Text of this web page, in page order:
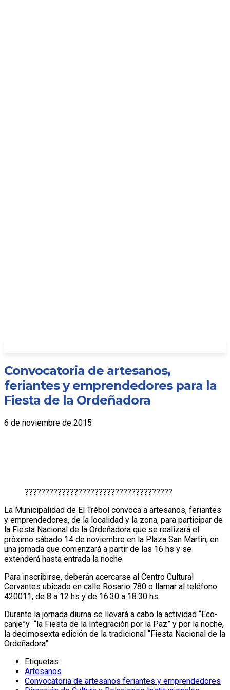
Convocatoria de artesanos,
feriantes y emprendedores para la
Fiesta de la Ordeñadora
6 de noviembre de 2015
????????????????????????????????????
La Municipalidad de El Trébol convoca a artesanos, feriantes
y emprendedores, de la localidad y la zona, para participar de
la Fiesta Nacional de la Ordeñadora que se realizará el
próximo sábado 14 de noviembre en la Plaza San Martín, en
una jornada que comenzará a partir de las 16 hs y se
extenderá hasta entrada la noche.
Para inscribirse, deberán acercarse al Centro Cultural
Cervantes ubicado en calle Rosario 780 o llamar al teléfono
420011, de 8 a 12 hs y de 16.30 a 18.30 hs.
Durante la jornada diurna se llevará a cabo la actividad “Eco-
canje”y “la Fiesta de la Integración por la Paz” y por la noche,
la decimosexta edición de la tradicional “Fiesta Nacional de la
Ordeñadora”.
Etiquetas
Artesanos
Convocatoria de artesanos feriantes y emprendedores